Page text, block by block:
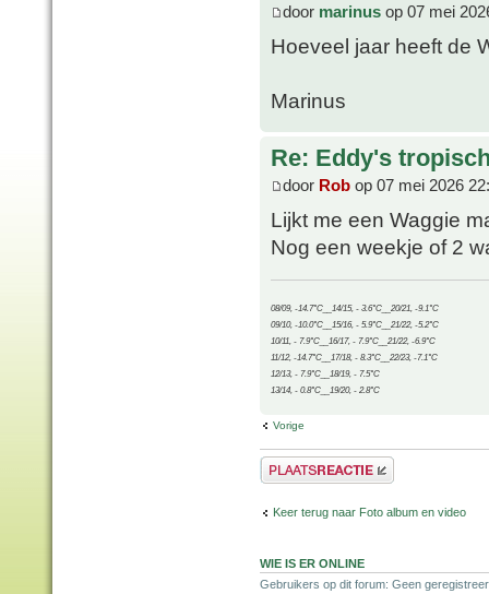
door marinus op 07 mei
Hoeveel jaar heeft de
Marinus
Re: Eddy's
door Rob op 07 mei 2026
Lijkt me een Waggie
Nog een weekje of 2
08/09, -14.7°C__14/15, - 3.6°C__20/21, -9.1°C
09/10, -10.0°C__15/16, - 5.9°C__21/22, -5.2°C
10/11, - 7.9°C__16/17, - 7.9°C__21/22, -6.9°C
11/12, -14.7°C__17/18, - 8.3°C__22/23, -7.1°C
12/13, - 7.9°C__18/19, - 7.5°C
13/14, - 0.8°C__19/20, - 2.8°C
Vorige
Plaats een reactie
Keer terug naar Foto album en video
WIE IS ER ONLINE
Gebruikers op dit forum: Geen